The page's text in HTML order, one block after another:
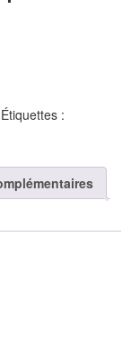
Étiquettes :